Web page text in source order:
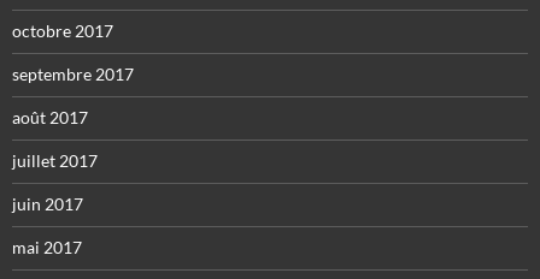
octobre 2017
septembre 2017
août 2017
juillet 2017
juin 2017
mai 2017